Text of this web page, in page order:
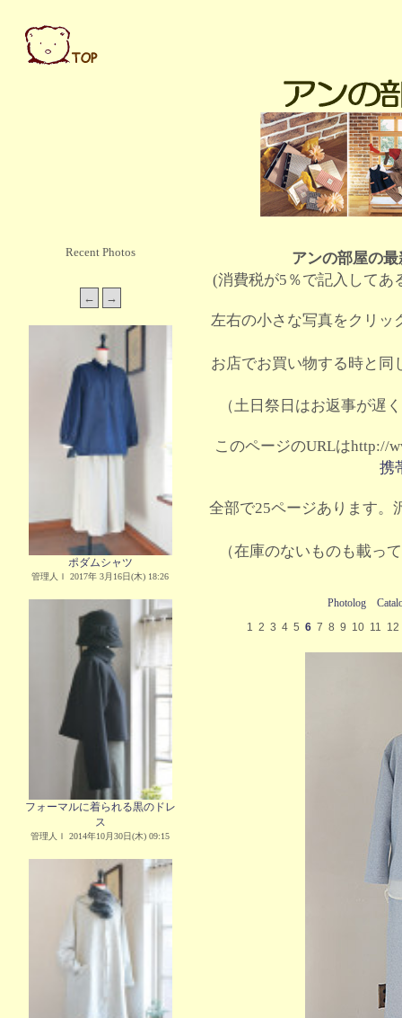
Recent Photos
ポダムシャツ
管理人Ｉ 2017年 3月16日(木) 18:26
フォーマルに着られる黒のドレ
ス
管理人Ｉ 2014年10月30日(木) 09:15
アンの部屋の
(消費税が5％で記入してあ
左右の小さな写真をクリッ
お店でお買い物する時と同
（土日祭日はお返事が遅
このページのURLはhttp://
携
全部で25ページあります。
（在庫のないものも載っ
Photolog
1 2 3 4 5 6 7 8 9 10 11 12